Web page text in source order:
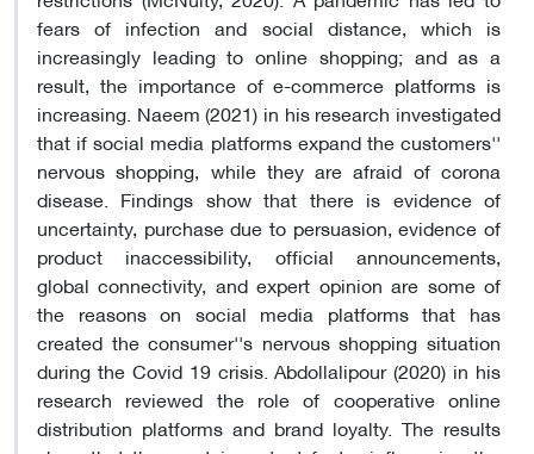
fears of infection and social distance, which is
increasingly leading to online shopping; and as a
result, the importance of e-commerce platforms is
increasing. Naeem (2021) in his research investigated
that if social media platforms expand the customers''
nervous shopping, while they are afraid of corona
disease. Findings show that there is evidence of
uncertainty, purchase due to persuasion, evidence of
product inaccessibility, official announcements,
global connectivity, and expert opinion are some of
the reasons on social media platforms that has
created the consumer''s nervous shopping situation
during the Covid 19 crisis. Abdollalipour (2020) in his
research reviewed the role of cooperative online
distribution platforms and brand loyalty. The results